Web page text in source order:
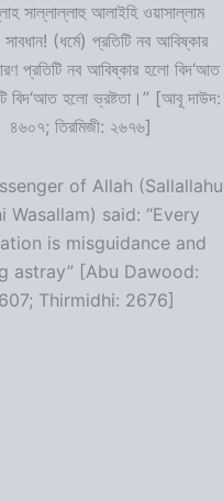
সাল্লাল্লাহু আলাইহি ওয়াসাল্লাম
(ধর্মে) প্রতিটি নব আবিষ্কার
প্রতিটি নব আবিষ্কার হলো বিদ‘আত
বিদ‘আত হলো ভ্রষ্টতা।” [আবূ দাউদ:
৪৬০৭; তিরমিজী: ২৬৭৬]
of Allah (Sallallahu
Wasallam) said: “Every
is misguidance and
astray” [Abu Dawood:
Thirmidhi: 2676]